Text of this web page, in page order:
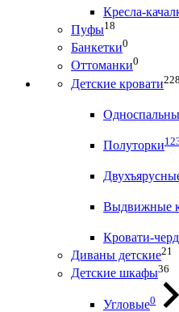
Кресла-
Пуфы18
Банкетки0
Оттоманки0
Детские кровати228
Полуторки
Выдвижные
Кровати-
Диваны детские21
Детские шкафы36
Угловые0